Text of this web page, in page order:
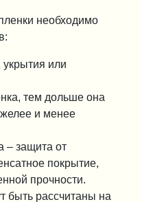
необходимо
укрытия или
тем дольше она
и менее
– защита от
покрытие,
прочности.
быть рассчитаны на